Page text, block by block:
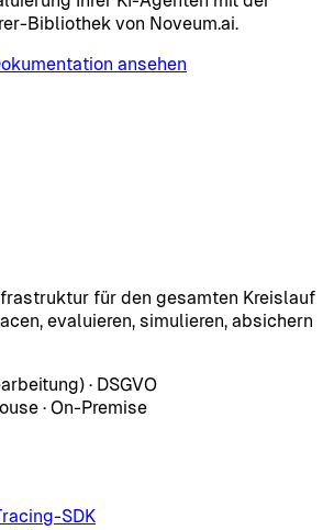
Bibliothek von Noveum.ai.
ansehen
für den gesamten Kreislauf
evaluieren, simulieren, absichern
· DSGVO
· On-Premise
SDK